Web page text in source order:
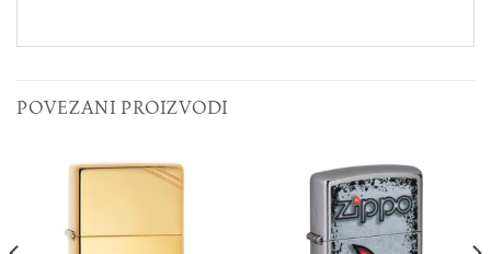
POVEZANI PROIZVODI